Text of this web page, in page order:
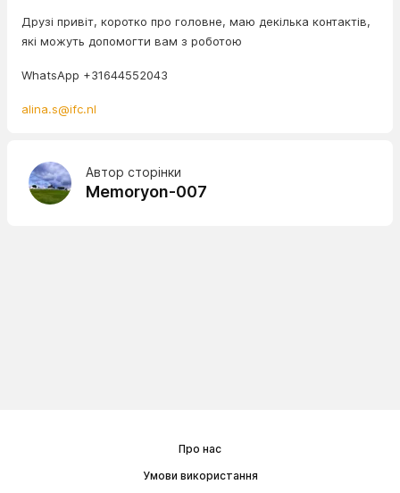
Друзі привіт, коротко про головне, маю декілька контактів,
які можуть допомогти вам з роботою
WhatsApp +31644552043
alina.s@ifc.nl
Автор сторінки
Memoryon-007
Про нас
Умови використання